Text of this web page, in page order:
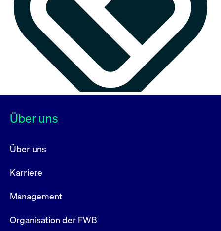
Über uns
Über uns
Karriere
Management
Organisation der FWB